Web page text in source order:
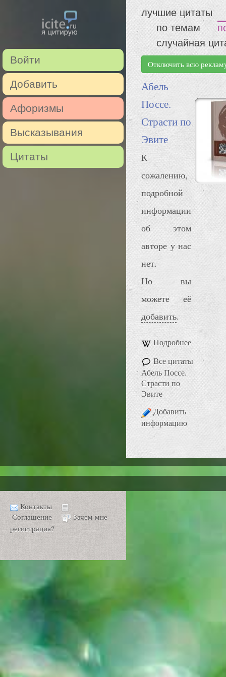
Войти
Добавить
Афоризмы
Высказывания
Цитаты
лучшие цитаты
по темам
случайная
Отключить всю
Абель
Поссе.
Страсти по
Эвите
К
сожалению,
подробной
информации
об этом
авторе у нас
нет.
Но вы
можете её
добавить.
Подробнее
Все цитаты
Абель Поссе.
Страсти по
Эвите
Добавить
информацию
Контакты
Соглашение
Зачем мне
регистрация?